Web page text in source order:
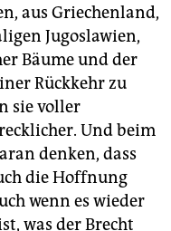
aus Griechenland,
Jugoslawien,
Bäume und der
Rückkehr zu
sie voller
Und beim
denken, dass
die Hoffnung
wenn es wieder
was der Brecht